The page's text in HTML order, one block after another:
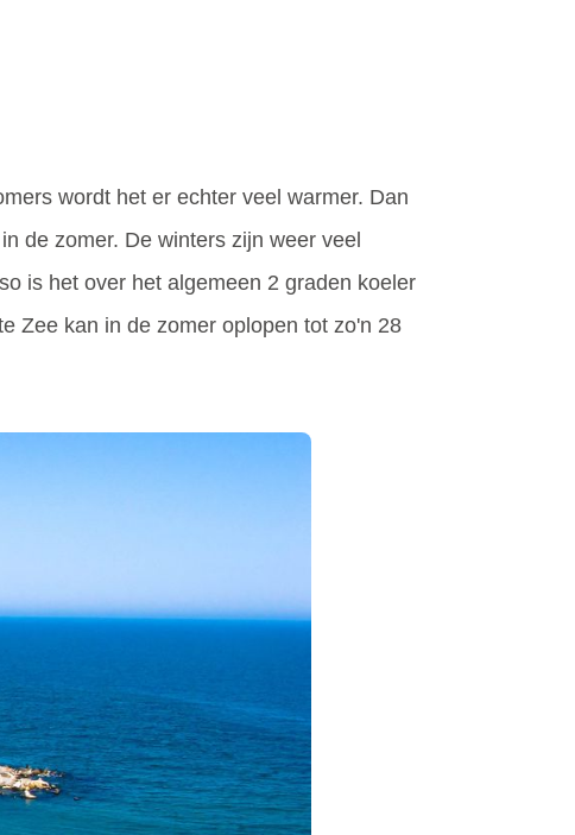
wordt het er echter veel warmer. Dan
de zomer. De winters zijn weer veel
is het over het algemeen 2 graden koeler
Zee kan in de zomer oplopen tot zo'n 28